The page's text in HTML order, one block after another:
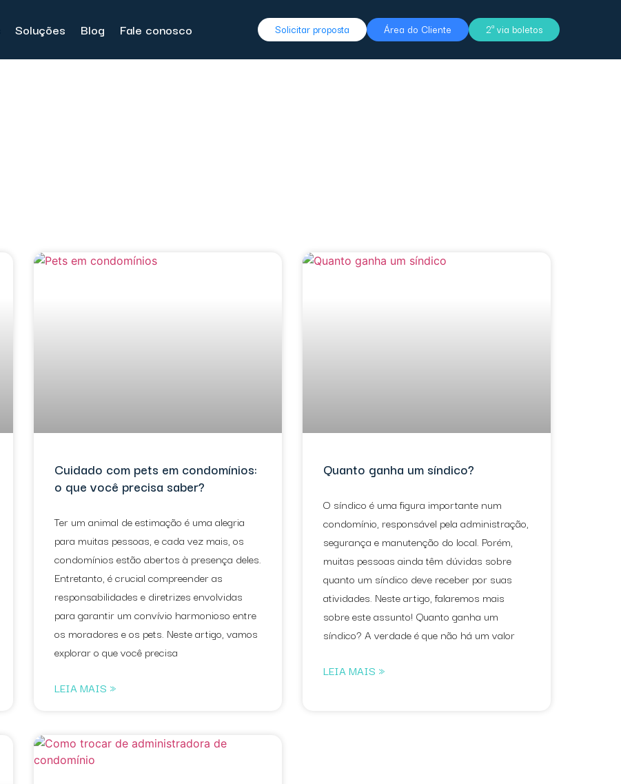
Soluções Blog Fale conosco Solicitar proposta Área do Cliente 2ª via boletos
Cuidado com pets em condomínios:
o que você precisa saber?
Ter um animal de estimação é uma alegria
para muitas pessoas, e cada vez mais, os
condomínios estão abertos à presença deles.
Entretanto, é crucial compreender as
responsabilidades e diretrizes envolvidas
para garantir um convívio harmonioso entre
os moradores e os pets. Neste artigo, vamos
explorar o que você precisa
LEIA MAIS »
Quanto ganha um síndico?
O síndico é uma figura importante num
condomínio, responsável pela administração,
segurança e manutenção do local. Porém,
muitas pessoas ainda têm dúvidas sobre
quanto um síndico deve receber por suas
atividades. Neste artigo, falaremos mais
sobre este assunto! Quanto ganha um
síndico? A verdade é que não há um valor
LEIA MAIS »